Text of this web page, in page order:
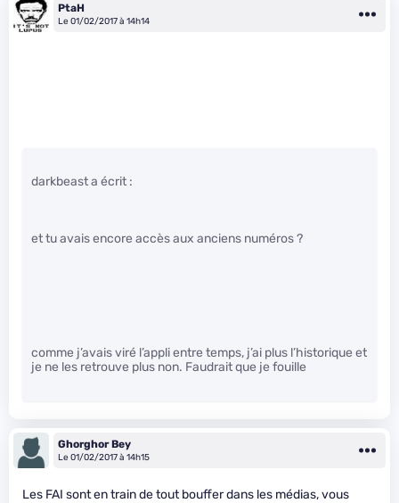
PtaH
Le 01/02/2017 à 14h14
darkbeast a écrit :
et tu avais encore accès aux anciens numéros ?
comme j’avais viré l’appli entre temps, j’ai plus l’historique et
je ne les retrouve plus non. Faudrait que je fouille
Ghorghor Bey
Le 01/02/2017 à 14h15
Les FAI sont en train de tout bouffer dans les médias, vous